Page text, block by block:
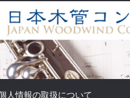
人情報の取扱について